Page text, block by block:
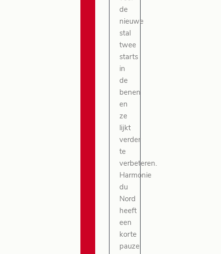
de
nieuwe
stal
twee
starts
in
de
benen
en
ze
lijkt
verder
te
verbeteren.
Harmonie
du
Nord
heeft
een
korte
pauze